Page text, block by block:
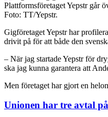
Plattformsföretaget Yepstr går
Foto: TT/Yepstr.
Gigföretaget Yepstr har
drivit på för att både den
– När jag startade Yepstr för
ska jag kunna garantera att
Men företaget har gjort en
Unionen har tre avtal